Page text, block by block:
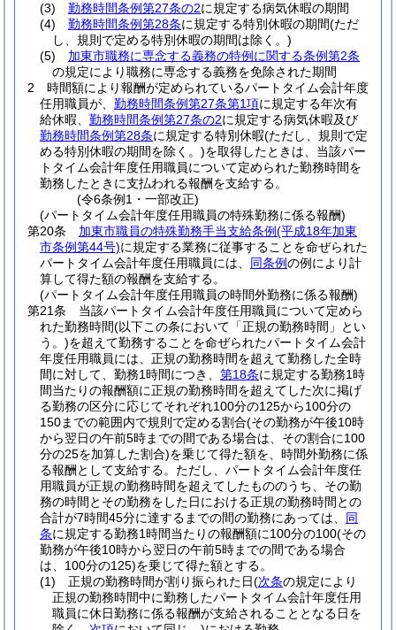
(3)
勤務時間条例第27条の2に規定する病気休暇の期間
(4)
勤務時間条例第28条に規定する特別休暇の期間(ただ
し、規則で定める特別休暇の期間は除く。)
(5)
加東市職務に専念する義務の特例に関する条例第2条
の規定により職務に専念する義務を免除された期間
2
時間額により報酬が定められているパートタイム会計年度
任用職員が、 勤務時間条例第27条第1項に規定する年次有
給休暇、 勤務時間条例第27条の2に規定する病気休暇及び
勤務時間条例第28条に規定する特別休暇(ただし、規則で定
める特別休暇の期間を除く。)を取得したときは、当該パー
トタイム会計年度任用職員について定められた勤務時間を
勤務したときに支払われる報酬を支給する。
(令6条例1・一部改正)
(パートタイム会計年度任用職員の特殊勤務に係る報酬)
第20条
加東市職員の特殊勤務手当支給条例(平成18年加東
市条例第44号)に規定する業務に従事することを命ぜられた
パートタイム会計年度任用職員には、 同条例の例により計
算して得た額の報酬を支給する。
(パートタイム会計年度任用職員の時間外勤務に係る報酬)
第21条
当該パートタイム会計年度任用職員について定めら
れた勤務時間(以下この条において「正規の勤務時間」とい
う。)を超えて勤務することを命ぜられたパートタイム会計
年度任用職員には、正規の勤務時間を超えて勤務した全時
間に対して、勤務1時間につき、 第18条に規定する勤務1時
間当たりの報酬額に正規の勤務時間を超えてした次に掲げ
る勤務の区分に応じてそれぞれ100分の125から100分の
150までの範囲内で規則で定める割合(その勤務が午後10時
から翌日の午前5時までの間である場合は、その割合に100
分の25を加算した割合)を乗じて得た額を、時間外勤務に係
る報酬として支給する。 ただし、パートタイム会計年度任
用職員が正規の勤務時間を超えてしたもののうち、その勤
務の時間とその勤務をした日における正規の勤務時間との
合計が7時間45分に達するまでの間の勤務にあっては、 同
条に規定する勤務1時間当たりの報酬額に100分の100(その
勤務が午後10時から翌日の午前5時までの間である場合
は、100分の125)を乗じて得た額とする。
(1)
正規の勤務時間が割り振られた日(次条の規定により
正規の勤務時間中に勤務したパートタイム会計年度任用
職員に休日勤務に係る報酬が支給されることとなる日を